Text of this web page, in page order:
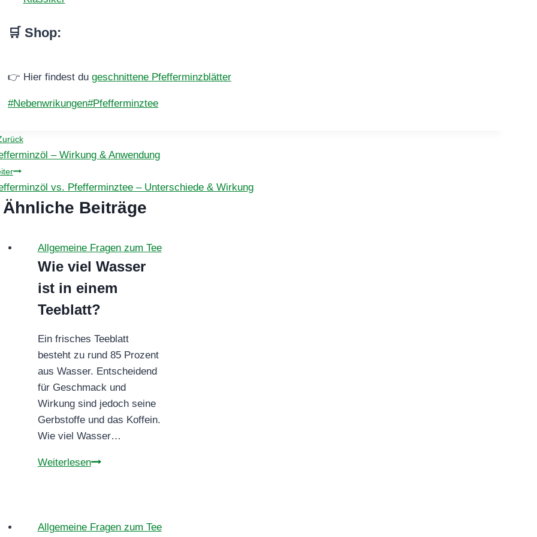
🛒 Shop:
👉 Hier findest du geschnittene Pfefferminzblätter
Schlagworte:
#Nebenwrikungen#Pfefferminztee
– Wirkung & Anwendung
vs. Pfefferminztee – Unterschiede & Wirkung
Ähnliche Beiträge
Allgemeine Fragen zum Tee
Wie viel Wasser
ist in einem
Teeblatt?
Ein frisches Teeblatt
besteht zu rund 85 Prozent
aus Wasser. Entscheidend
für Geschmack und
Wirkung sind jedoch seine
Gerbstoffe und das Koffein.
Wie viel Wasser…
WeiterlesenWie
in
Allgemeine Fragen zum Tee